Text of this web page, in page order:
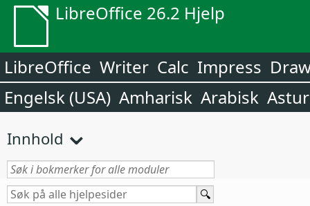
LibreOffice 26.2 Hjelp
LibreOffice Writer Calc Impress
Engelsk (USA) Amharisk Arabisk
Innhold